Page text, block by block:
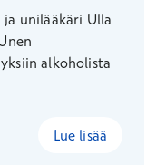
unilääkäri Ulla
alkoholista
Lue lisää